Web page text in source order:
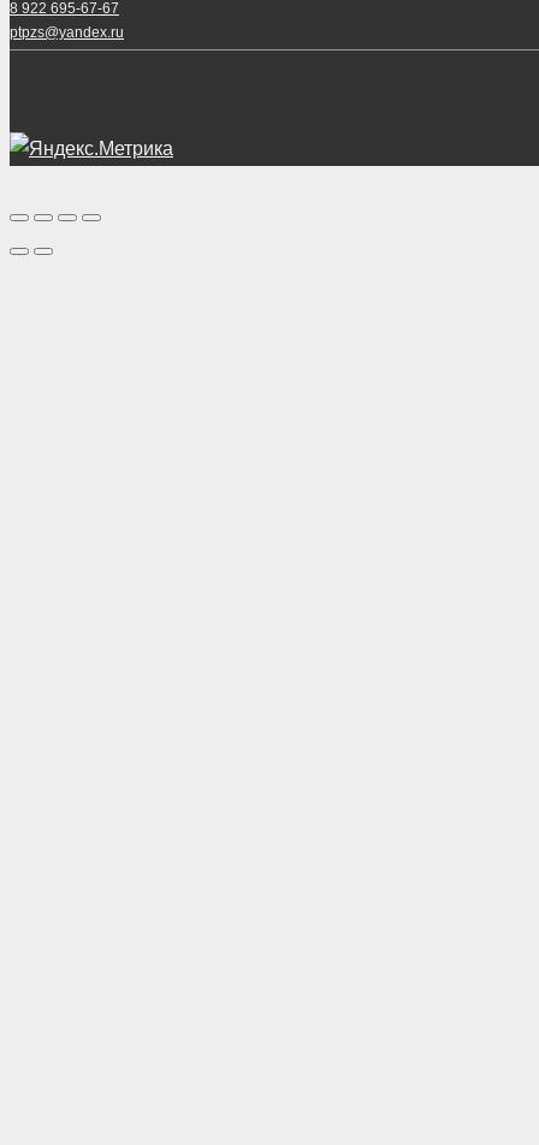
8 922 695-67-67
ptpzs@yandex.ru